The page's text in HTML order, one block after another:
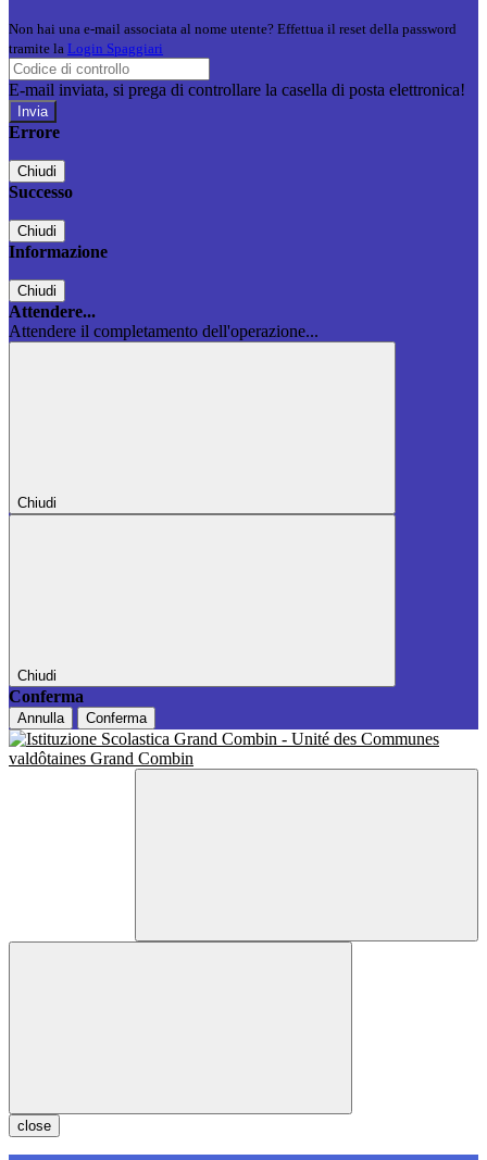
Non hai una e-mail associata al nome utente? Effettua il reset della password
tramite la Login Spaggiari
E-mail inviata, si prega di controllare la casella di posta elettronica!
Errore
Chiudi
Successo
Chiudi
Informazione
Chiudi
Attendere...
Attendere il completamento dell'operazione...
Chiudi
Chiudi
Conferma
Annulla Conferma
close